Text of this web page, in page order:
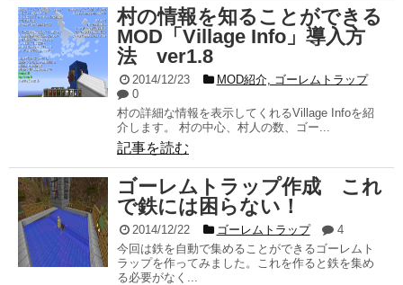
村の情報を知ることができる
MOD「Village Info」導入方
法 ver1.8
2014/12/23
MOD紹介, ゴーレムトラップ
0
村の詳細な情報を表示してくれるVillage Infoを紹
介します。 村の中心、村人の数、ゴー...
記事を読む
ゴーレムトラップ作成 これ
で鉄には困らない！
2014/12/22 ゴーレムトラップ
4
今回は鉄を自動で集めることができるゴーレムト
ラップを作ってみました。これを作ると鉄を集め
る必要がなく...